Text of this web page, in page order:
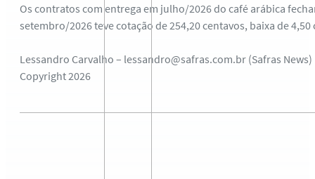
Os contratos com entrega em julho/2026 do café arábica
setembro/2026 teve cotação de 254,20 centavos, baixa de 4,50
Lessandro Carvalho – lessandro@safras.com.br (Safras News)
Copyright 2026